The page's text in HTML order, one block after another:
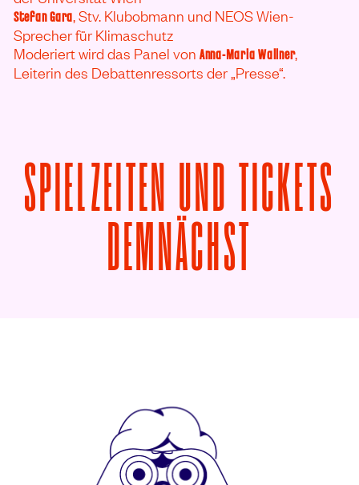
Stefan Gara, Stv. Klubobmann und NEOS Wien-
Sprecher für Klimaschutz
Moderiert wird das Panel von Anna-Maria Wallner,
Leiterin des Debattenressorts der „Presse“.
SPIELZEITEN UND TICKETS
DEMNÄCHST